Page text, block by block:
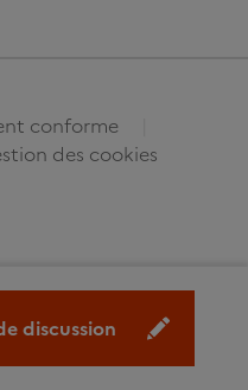
discussion
conforme
des cookies